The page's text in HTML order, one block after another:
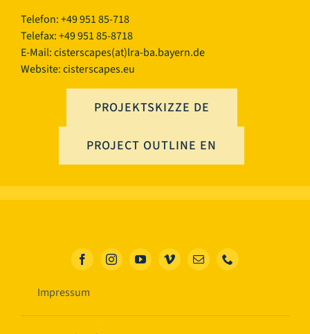
Telefon: +49 951 85-718
Telefax: +49 951 85-8718
E-Mail:cisterscapes(at)lra-ba.bayern.de
Website: cisterscapes.eu
PROJEKTSKIZZE DE
PROJECT OUTLINE EN
Impressum